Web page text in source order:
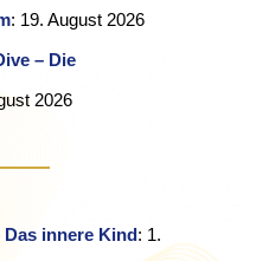
: 19. August 2026
– Die
2026
innere Kind: 1.